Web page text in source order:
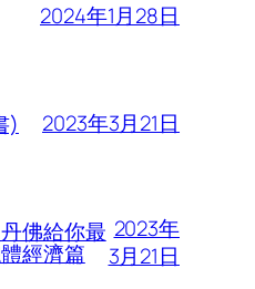
2024年1月28日
) 2023年3月21日
佛給你最
經濟篇
2023年
3月21日